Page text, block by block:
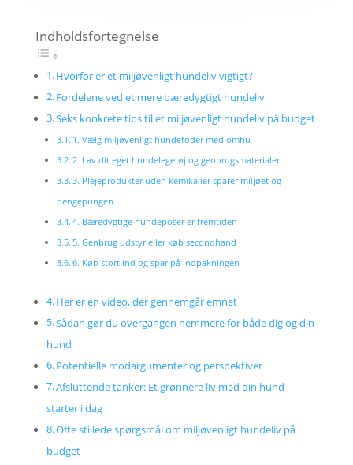
Indholdsfortegnelse
Hvorfor er et miljøvenligt hundeliv vigtigt?
Fordelene ved et mere bæredygtigt hundeliv
Seks konkrete tips til et miljøvenligt hundeliv på budget
1. Vælg miljøvenligt hundefoder med omhu
2. Lav dit eget hundelegetøj og genbrugsmaterialer
3. Plejeprodukter uden kemikalier sparer miljøet og
pengepungen
4. Bæredygtige hundeposer er fremtiden
5. Genbrug udstyr eller køb secondhand
6. Køb stort ind og spar på indpakningen
Her er en video, der gennemgår emnet
Sådan gør du overgangen nemmere for både dig og din
hund
Potentielle modargumenter og perspektiver
Afsluttende tanker: Et grønnere liv med din hund
starter i dag
Ofte stillede spørgsmål om miljøvenligt hundeliv på
budget